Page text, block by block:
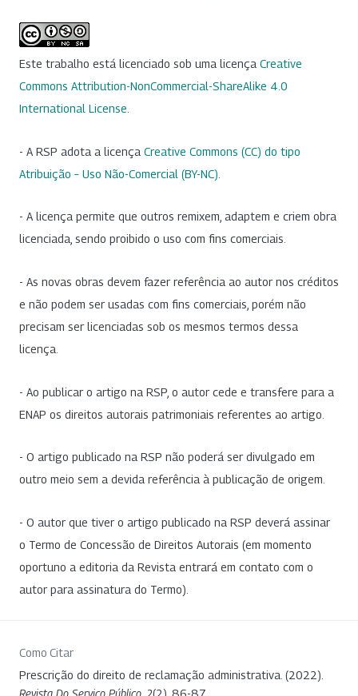
Este trabalho está licenciado sob uma licença Creative
Commons Attribution-NonCommercial-ShareAlike 4.0
International License
- A RSP adota a licença Creative Commons (CC) do tipo
Atribuição – Uso Não-Comercial (BY-NC)
- A licença permite que outros remixem, adaptem e criem obra
licenciada, sendo proibido o uso com fins comerciais.
- As novas obras devem fazer referência ao autor nos créditos
e não podem ser usadas com fins comerciais, porém não
precisam ser licenciadas sob os mesmos termos dessa
licença.
- Ao publicar o artigo na RSP, o autor cede e transfere para a
ENAP os direitos autorais patrimoniais referentes ao artigo.
- O artigo publicado na RSP não poderá ser divulgado em
outro meio sem a devida referência à publicação de origem.
- O autor que tiver o artigo publicado na RSP deverá assinar
o Termo de Concessão de Direitos Autorais (em momento
oportuno a editoria da Revista entrará em contato com o
autor para assinatura do Termo).
Como Citar
Prescrição do direito de reclamação administrativa. (2022).
Revista Do Serviço Público 2(2), 86-87.